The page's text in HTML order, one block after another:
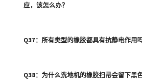
应，该怎么办？
Q37：所有类型的橡胶都具有抗静电作用吗
Q38：为什么洗地机的橡胶扫帚会留下黑